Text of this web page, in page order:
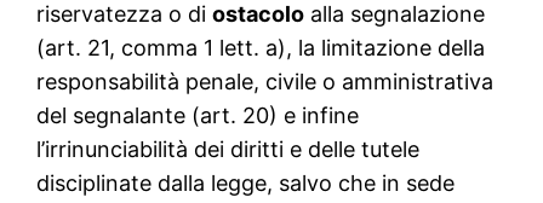
riservatezza o diostacolo alla segnalazione
(art. 21, comma 1 lett. a), la limitazione della
responsabilità penale, civile o amministrativa
del segnalante (art. 20) e infine
l’irrinunciabilità dei diritti e delle tutele
disciplinate dalla legge, salvo che in sede